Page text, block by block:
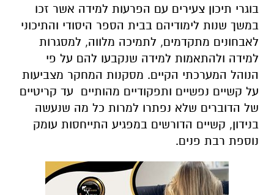
בוגרי תיכון צעירים עם הפרעות למידה אשר זכו
במשך שנות לימודיהם בבית הספר היסודי והתיכוני
לאבחונים מתקדמים, לתמיכה מלווה, למסגרות
למידה ולהתאמות למידה שנקבעו להם על פי
הנוהל המערכתי הקיים. מסקנות המחקר מצביעות
על קשיים נפשיים ותפקודיים מהותיים עד קריטיים
של הדוברים שלא נפתרו למרות כל מה שנעשה
בנידון, קשיים הדורשים במפגיע התייחסות עומק
נוספת רבת פנים.